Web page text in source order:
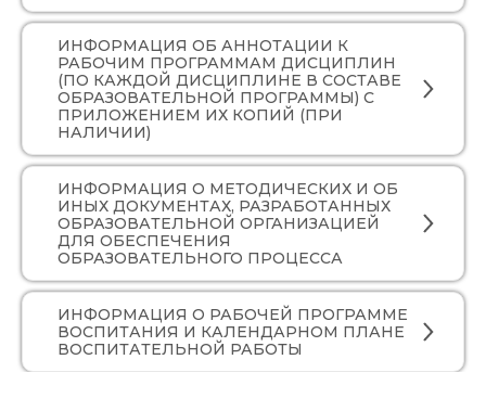
ИНФОРМАЦИЯ ОБ АННОТАЦИИ К
РАБОЧИМ ПРОГРАММАМ ДИСЦИПЛИН
(ПО КАЖДОЙ ДИСЦИПЛИНЕ В СОСТАВЕ
ОБРАЗОВАТЕЛЬНОЙ ПРОГРАММЫ) С
ПРИЛОЖЕНИЕМ ИХ КОПИЙ (ПРИ
НАЛИЧИИ)
ИНФОРМАЦИЯ О МЕТОДИЧЕСКИХ И ОБ
ИНЫХ ДОКУМЕНТАХ, РАЗРАБОТАННЫХ
ОБРАЗОВАТЕЛЬНОЙ ОРГАНИЗАЦИЕЙ
ДЛЯ ОБЕСПЕЧЕНИЯ
ОБРАЗОВАТЕЛЬНОГО ПРОЦЕССА
ИНФОРМАЦИЯ О РАБОЧЕЙ ПРОГРАММЕ
ВОСПИТАНИЯ И КАЛЕНДАРНОМ ПЛАНЕ
ВОСПИТАТЕЛЬНОЙ РАБОТЫ